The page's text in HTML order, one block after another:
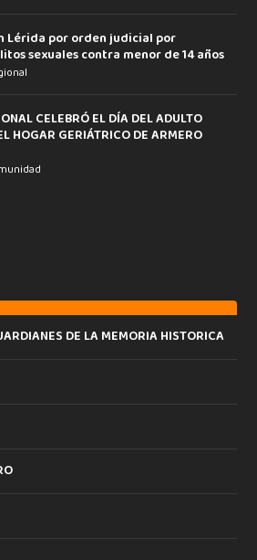
Lérida por orden judicial por
sexuales contra menor de 14 años
CELEBRÓ EL DÍA DEL ADULTO
HOGAR GERIÁTRICO DE ARMERO
DE LA MEMORIA HISTORICA